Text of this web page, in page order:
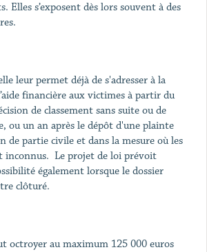
Elles s’exposent dès lors souvent à des
leur permet déjà de s'adresser à la
financière aux victimes à partir du
de classement sans suite ou de
ou un an après le dépôt d'une plainte
de partie civile et dans la mesure où les
inconnus. Le projet de loi prévoit
également lorsque le dossier
clôturé.
octroyer au maximum 125 000 euros